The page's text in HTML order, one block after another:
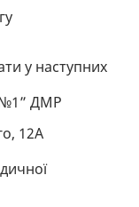
у наступних
№1” ДМР
12А